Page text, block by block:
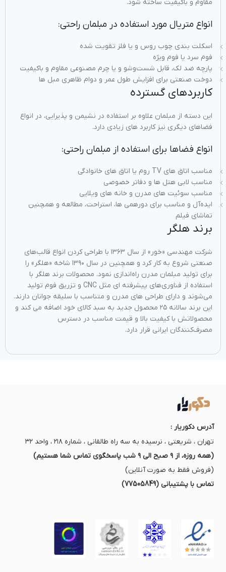
مقاوم و باکیفیت ساخته شود.
انواع متریال مورد استفاده در مبلمان راحتی:
اسکلت‌ بندی چوب روس و یا فلز تقویت‌ شده
فوم سرد یا فوم ویژه
پارچه ضد لک، قابل شست‌وشو و یا چرم مصنوعی مقاوم و باکیفیت
دوخت صنعتی برای افزایش طول عمر و دوام ظاهری مبل ها
کاربردهای گسترده
این دسته از مبلمان علاوه بر استفاده در نشیمن و پذیرایی، در انواع
فضاهای دیگری نیز کاربرد های زیادی دارد.
انواع فضاها برای استفاده از مبلمان راحتی:
مناسب اتاق های TV روم یا اتاق های خانوادگی
مناسب لابی هتل‌ ها و دفاتر خصوصی
مناسب سوئیت‌ های مدرن و خانه‌ های ویلایی
ایده‌آل و مناسب برای دورهمی ها، استراحت، مطالعه و همچنین
تماشای فیلم
برند هلگر
شرکت مهندسی «خور» از سال ۱۳۶۳ با طراحی کردن انواع قالب‌های
صنعتی شروع به کار کرد و همچنین در سال ۱۳۹۰ شاخه «هلگر» را
برای تولید مبلمان مدرن راه‌اندازی نمود. محصولات برند هلگر با
استفاده از فناوری‌های پیشرفته ای مثل CNC و تزریق فوم تولید
می‌شوند و دارای طراحی‌ های مدرن و متناسب با سلیقه جوانان دارند.
این برند سالانه ۲۵ محصول جدید به سبد کالای خود اضافه می کند و
محصولاتش با کیفیت بالا و قیمت مناسب در دسترس
مصرف‌کنندگان ایرانی قرار دارد.
آدرس دکوریار :
تهران ، شریعتی ، نرسیده به سه راه طالقانی ، شماره ۲۱۸ ، واحد ۳۲
(همه روزه، از ۹ صبح الی ۹ شب پاسخگوی تماس شما هستیم)
(فروش فقط به صورت آنلاین)
تماس با پشتیبانی (77505849)